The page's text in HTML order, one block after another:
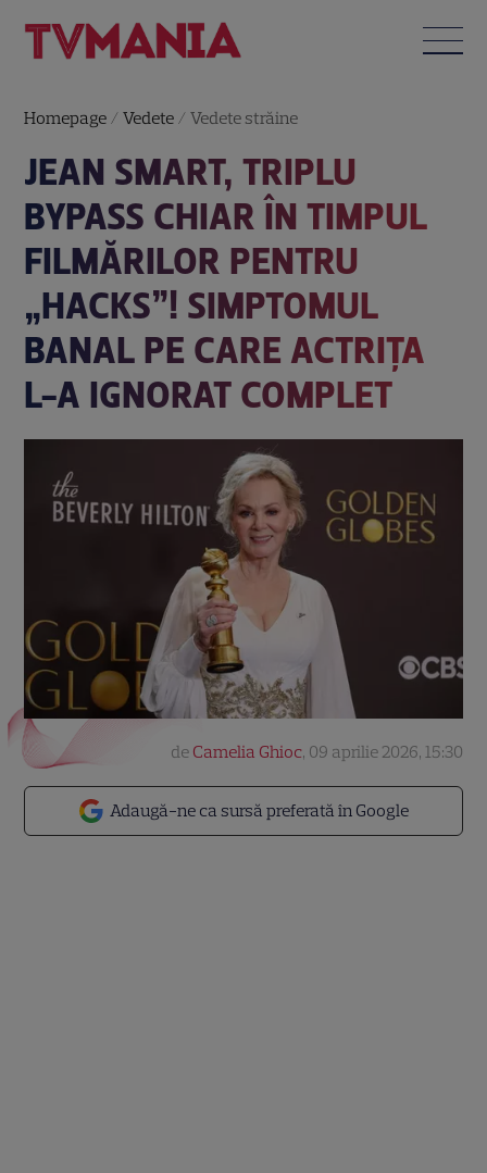
Homepage /Vedete /Vedete străine
JEAN SMART, TRIPLU
BYPASS CHIAR ÎN TIMPUL
FILMĂRILOR PENTRU
„HACKS”! SIMPTOMUL
BANAL PE CARE ACTRIȚA
L-A IGNORAT COMPLET
Adaugă-ne ca sursă preferată în Google
de Camelia Ghioc, 09 aprilie 2026, 15:30